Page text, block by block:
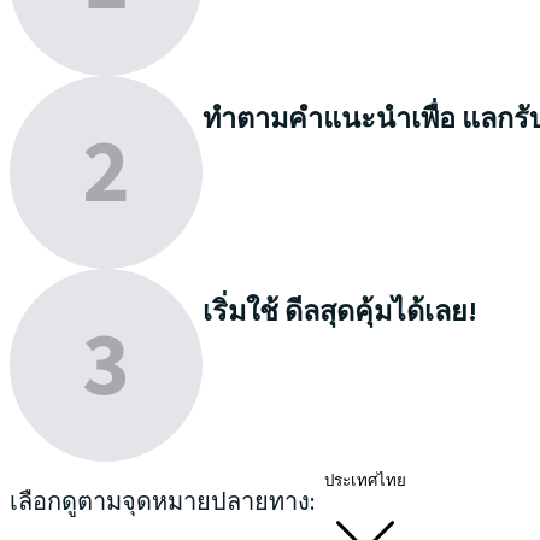
ทำตามคำแนะนำเพื่อ แลกรั
เริ่มใช้ดีลสุดคุ้มได้เลย!
เลือกดูตามจุดหมายปลายทาง: